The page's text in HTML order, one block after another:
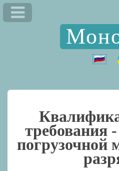
требования -
погрузочной